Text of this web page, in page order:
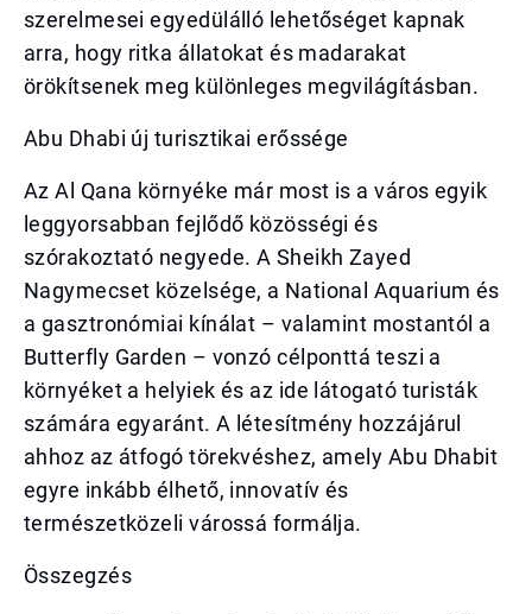
szerelmesei egyedülálló lehetőséget kapnak
arra, hogy ritka állatokat és madarakat
örökítsenek meg különleges megvilágításban.
Abu Dhabi új turisztikai erőssége
Az Al Qana környéke már most is a város egyik
leggyorsabban fejlődő közösségi és
szórakoztató negyede. A Sheikh Zayed
Nagymecset közelsége, a National Aquarium és
a gasztronómiai kínálat – valamint mostantól a
Butterfly Garden – vonzó célponttá teszi a
környéket a helyiek és az ide látogató turisták
számára egyaránt. A létesítmény hozzájárul
ahhoz az átfogó törekvéshez, amely Abu Dhabit
egyre inkább élhető, innovatív és
természetközeli várossá formálja.
Összegzés